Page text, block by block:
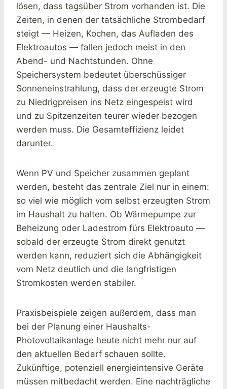
lösen, dass tagsüber Strom vorhanden ist. Die
Zeiten, in denen der tatsächliche Strombedarf
steigt — Heizen, Kochen, das Aufladen des
Elektroautos — fallen jedoch meist in den
Abend- und Nachtstunden. Ohne
Speichersystem bedeutet überschüssiger
Sonneneinstrahlung, dass der erzeugte Strom
zu Niedrigpreisen ins Netz eingespeist wird
und zu Spitzenzeiten teurer wieder bezogen
werden muss. Die Gesamteffizienz leidet
darunter.
Wenn PV und Speicher zusammen geplant
werden, besteht das zentrale Ziel nur in einem:
so viel wie möglich vom selbst erzeugten Strom
im Haushalt zu halten. Ob Wärmepumpe zur
Beheizung oder Ladestrom fürs Elektroauto —
sobald der erzeugte Strom direkt genutzt
werden kann, reduziert sich die Abhängigkeit
vom Netz deutlich und die langfristigen
Stromkosten werden stabiler.
Praxisbeispiele zeigen außerdem, dass man
bei der Planung einer Haushalts-
Photovoltaikanlage heute nicht mehr nur auf
den aktuellen Bedarf schauen sollte.
Zukünftige, potenziell energieintensive Geräte
müssen mitbedacht werden. Eine nachträgliche